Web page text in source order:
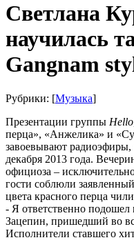
Светлана
научилась
Gangnam
Рубрики: [Музыка]
Презентации группы Hello
перца», «Анжелика» и
завоевывают радиоэфиры,
декабря 2013 года.
официоза –
гости соблюли заявленный
цвета красного перца
- Я ответственно подошел
Зацепин, пришедший во
Исполнители ставшего